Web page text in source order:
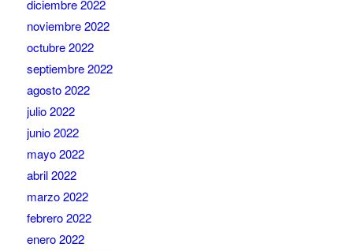
diciembre 2022
noviembre 2022
octubre 2022
septiembre 2022
agosto 2022
julio 2022
junio 2022
mayo 2022
abril 2022
marzo 2022
febrero 2022
enero 2022